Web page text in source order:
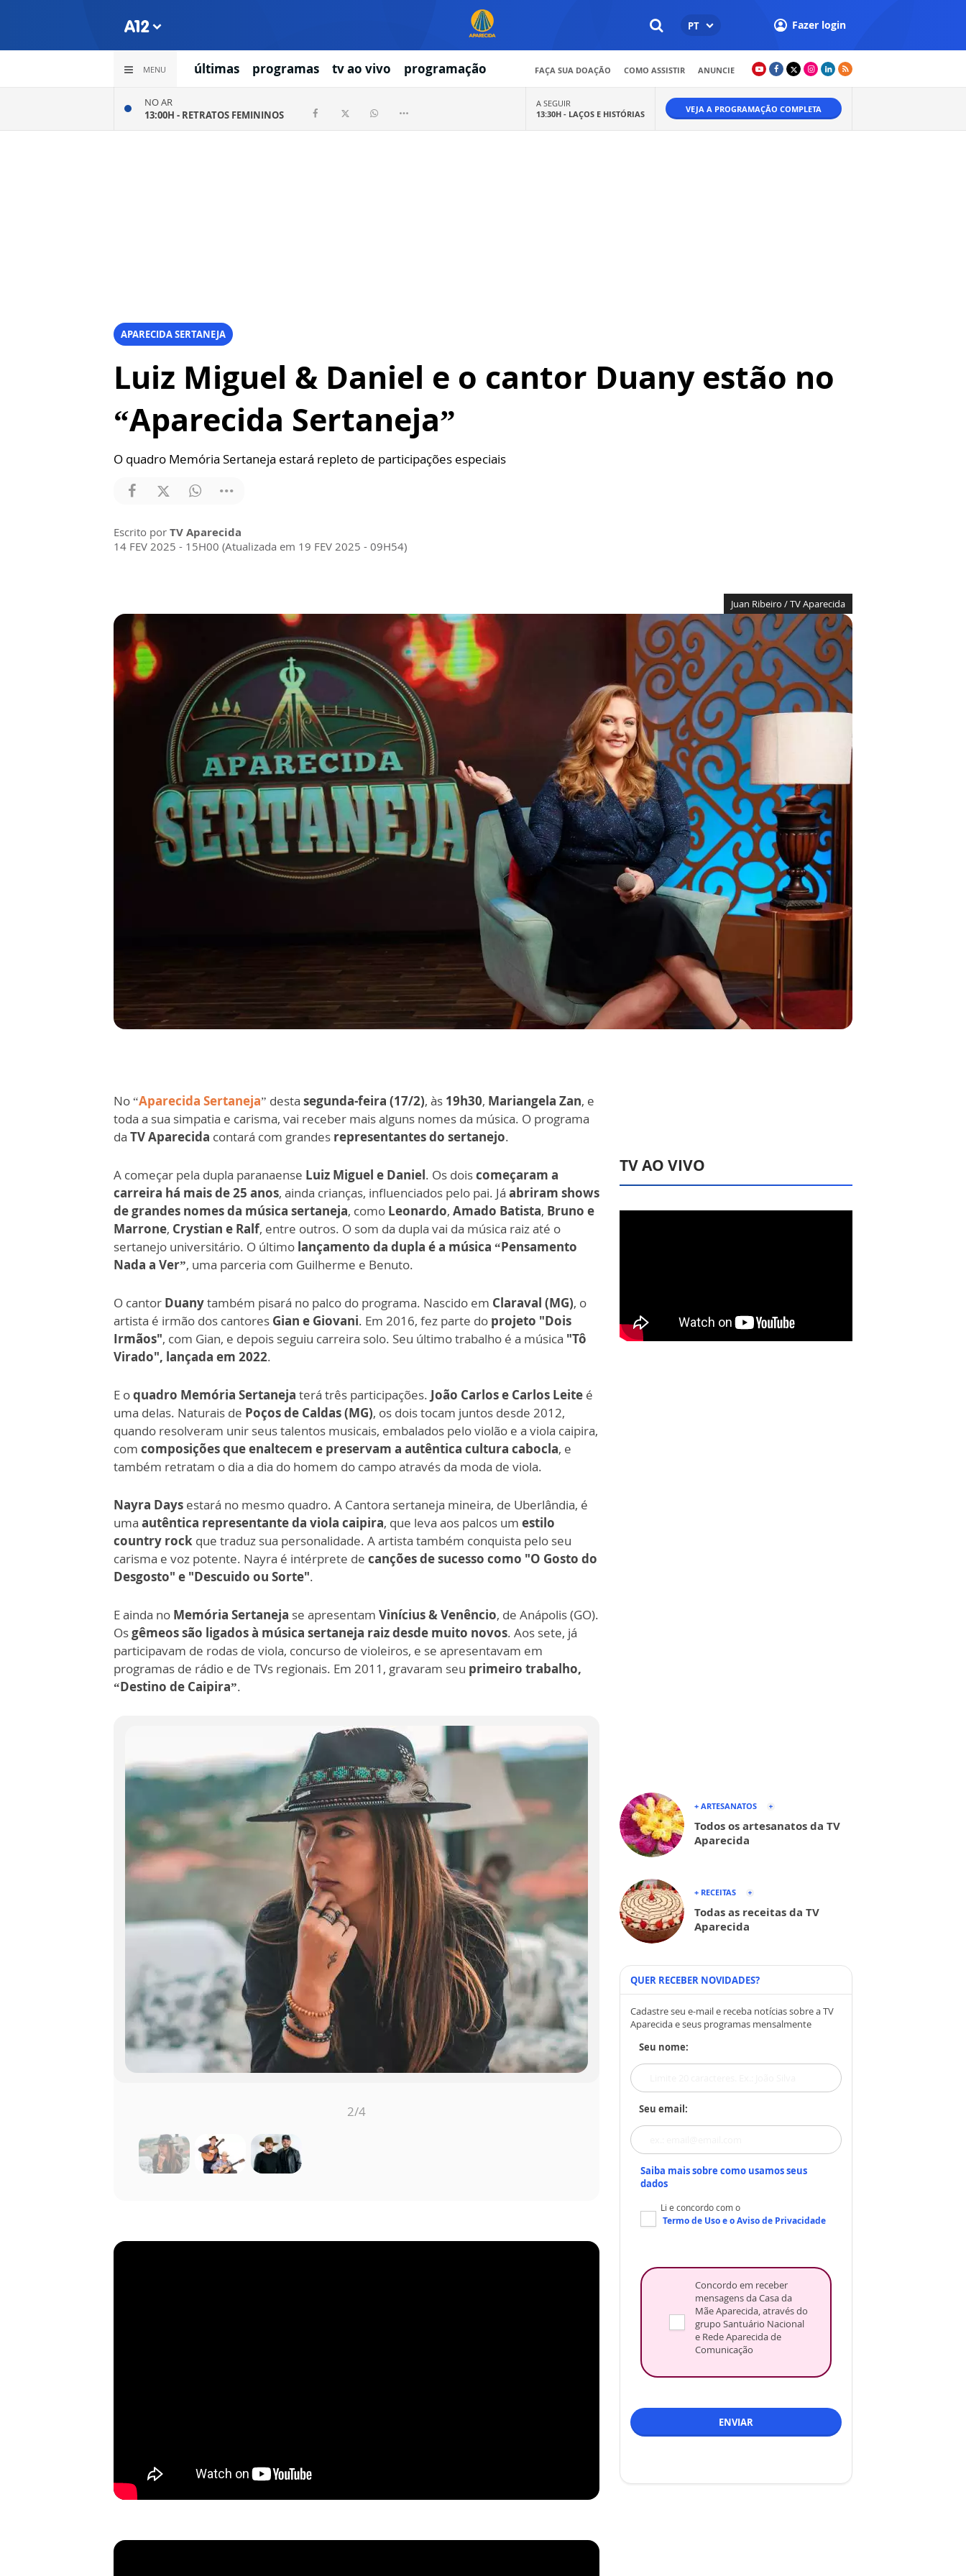
PT Fazer login
MENU últimas programas tv ao vivo programação FAÇA SUA DOAÇÃO COMO ASSISTIR ANUNCIE
NO AR
13:00H - RETRATOS FEMININOS
A SEGUIR
13:30H - LAÇOS E HISTÓRIAS VEJA A PROGRAMAÇÃO COMPLETA
APARECIDA SERTANEJA
Luiz Miguel & Daniel e o cantor Duany estão no
“Aparecida Sertaneja”
O quadro Memória Sertaneja estará repleto de participações especiais
Escrito por TV Aparecida
14 FEV 2025 - 15H00 (Atualizada em 19 FEV 2025 - 09H54)
Juan Ribeiro / TV Aparecida
No “Aparecida Sertaneja” desta segunda-feira (17/2), às 19h30, Mariangela Zan, e
toda a sua simpatia e carisma, vai receber mais alguns nomes da música. O programa
da TV Aparecida contará com grandes representantes do sertanejo.
A começar pela dupla paranaense Luiz Miguel e Daniel. Os doiscomeçaram a
carreira há mais de 25 anos, ainda crianças, influenciados pelo pai. Já abriram shows
de grandes nomes da música sertaneja, como Leonardo, Amado Batista, Bruno e
Marrone, Crystian e Ralf, entre outros. O som da dupla vai da música raiz até o
sertanejo universitário. O último lançamento da dupla é a música “Pensamento
Nada a Ver”, uma parceria com Guilherme e Benuto.
O cantor Duanytambém pisará no palco do programa. Nascido em Claraval (MG), o
artista é irmão dos cantores Gian e Giovani. Em 2016, fez parte do projeto "Dois
Irmãos", com Gian, e depois seguiu carreira solo. Seu último trabalho é a música "Tô
Virado", lançada em 2022.
E oquadro Memória Sertaneja terá três participações. João Carlos e Carlos Leite é
uma delas. Naturais de Poços de Caldas (MG), os dois tocam juntos desde 2012,
quando resolveram unir seus talentos musicais, embalados pelo violão e a viola caipira,
com composições que enaltecem e preservam a autêntica cultura cabocla, e
também retratam o dia a dia do homem do campo através da moda de viola.
Nayra Days estará no mesmo quadro. A Cantora sertaneja mineira, de Uberlândia, é
uma autêntica representante da viola caipira, que leva aos palcos um estilo
country rock que traduz sua personalidade. A artista também conquista pelo seu
carisma e voz potente. Nayra é intérprete de canções de sucesso como "O Gosto do
Desgosto" e "Descuido ou Sorte".
E ainda no Memória Sertaneja se apresentam Vinícius & Venêncio, de Anápolis (GO).
Osgêmeos são ligados à música sertaneja raiz desde muito novos. Aos sete, já
participavam de rodas de viola, concurso de violeiros, e se apresentavam em
programas de rádio e de TVs regionais. Em 2011, gravaram seu primeiro trabalho,
“Destino de Caipira”.
3/4
TV AO VIVO
+ ARTESANATOS
Todos os artesanatos da TV
Aparecida
+ RECEITAS
Todas as receitas da TV
Aparecida
QUER RECEBER NOVIDADES?
Cadastre seu e-mail e receba notícias sobre a TV
Aparecida e seus programas mensalmente
Seu nome:
Seu email:
Saiba mais sobre como usamos seus
dados
Li e concordo com o
Termo de Usoe oAviso de Privacidade
Concordo em receber
mensagens da Casa da
Mãe Aparecida, através do
grupo Santuário Nacional
e Rede Aparecida de
Comunicação
ENVIAR